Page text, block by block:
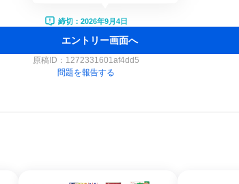
締切：2026年9月4日
エントリー画面へ
原稿ID： 1272331601af4dd5
問題を報告する